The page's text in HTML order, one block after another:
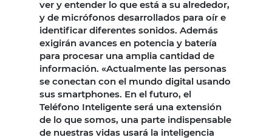
ver y entender lo que está a su alrededor,
y de micrófonos desarrollados para oír e
identificar diferentes sonidos. Además
exigirán avances en potencia y batería
para procesar una amplia cantidad de
información. «Actualmente las personas
se conectan con el mundo digital usando
sus smartphones. En el futuro, el
Teléfono Inteligente será una extensión
de lo que somos, una parte indispensable
de nuestras vidas usará la inteligencia